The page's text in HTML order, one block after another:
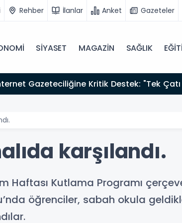
Rehber İlanlar Anket Gazeteler
SİYASET MAGAZİN SAĞLIK
karşılandı.
Haftası Kutlama Programı
öğrenciler, sabah okula